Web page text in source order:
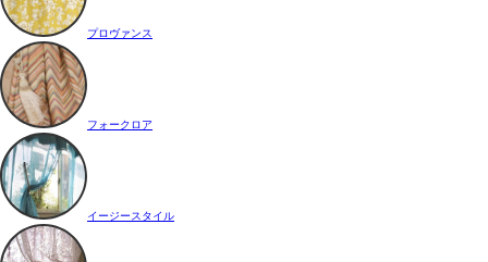
プロヴァンス
フォークロア
イージースタイル